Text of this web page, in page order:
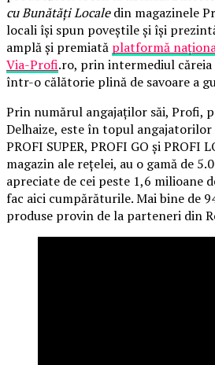
cu Bunătăți Localedin magazinele
locali își spun poveștile și își
amplă și premiată platformă
Via-Profi.ro, prin intermediul
într-o călătorie plină de savoare a
Prin numărul angajaților săi, Profi,
Delhaize, este în topul
PROFI SUPER, PROFI GO și PROFI
magazin ale rețelei, au o gamă de
apreciate de cei peste 1,6 milioane
fac aici cumpărăturile. Mai bine de
produse provin de la parteneri din